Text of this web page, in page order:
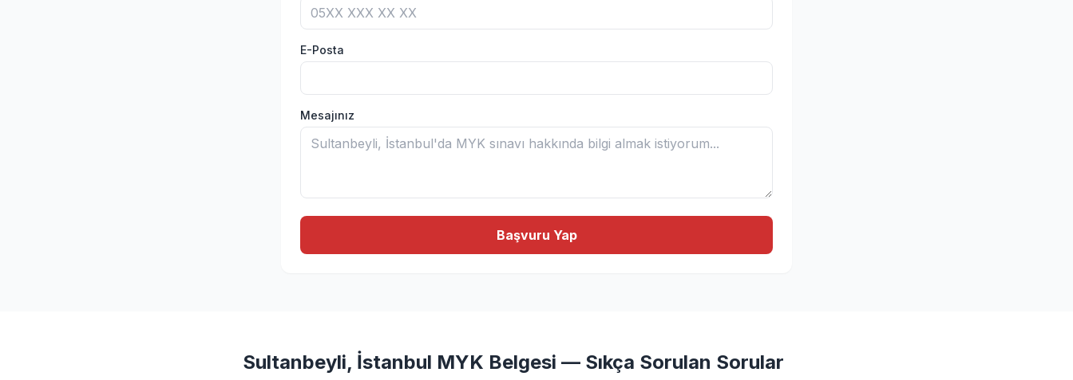
E-Posta
Mesajınız
Başvuru Yap
Sultanbeyli, İstanbul MYK Belgesi — Sıkça Sorulan Sorular